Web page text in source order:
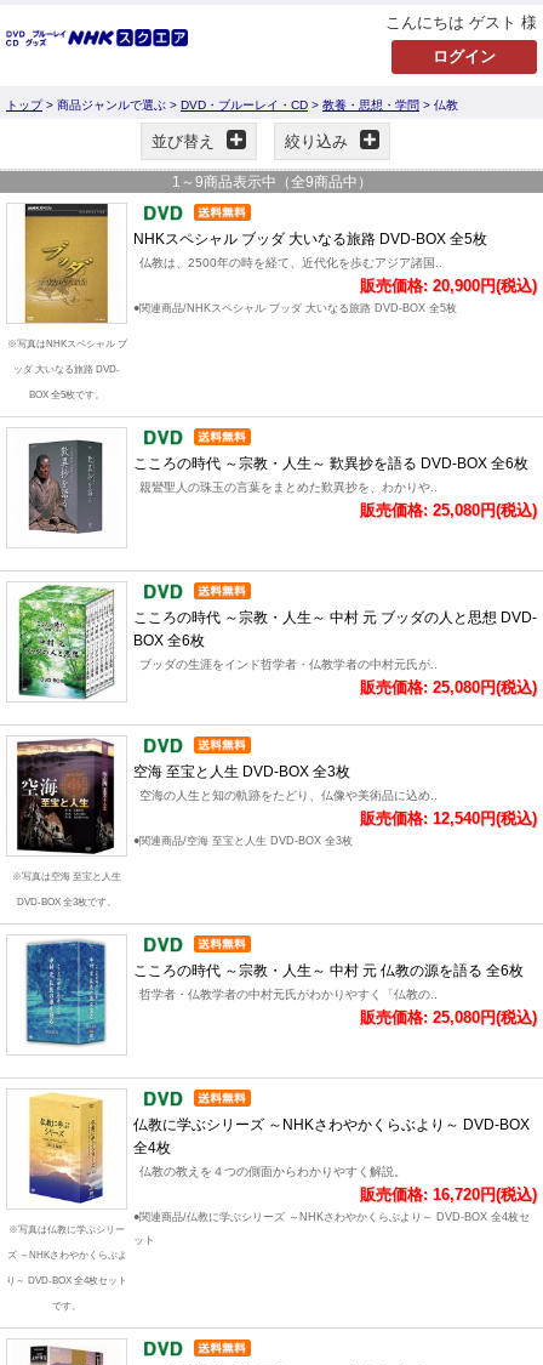
こんにちは ゲスト 様
トップ> 商品ジャンルで選ぶ > DVD・ブルーレイ・CD > 教養・思想・学問 > 仏教
並び替え 絞り込み
1 ～ 9商品表示中（全9商品中）
※写真はNHKスペシャル ブ
ッダ 大いなる旅路 DVD-
BOX 全5枚です。
NHKスペシャル ブッダ 大いなる旅路 DVD-BOX 全5枚
仏教は、2500年の時を経て、近代化を歩むアジア諸国..
販売価格: 20,900円(税込)
●関連商品/NHKスペシャル ブッダ 大いなる旅路 DVD-BOX 全5枚
こころの時代 ～宗教・人生～ 歎異抄を語る DVD-BOX 全6枚
親鸞聖人の珠玉の言葉をまとめた歎異抄を、わかりや..
販売価格: 25,080円(税込)
こころの時代 ～宗教・人生～ 中村 元 ブッダの人と思想 DVD-
BOX 全6枚
ブッダの生涯をインド哲学者・仏教学者の中村元氏が..
販売価格: 25,080円(税込)
※写真は空海 至宝と人生
DVD-BOX 全3枚です。
空海 至宝と人生 DVD-BOX 全3枚
空海の人生と知の軌跡をたどり、仏像や美術品に込め..
販売価格: 12,540円(税込)
●関連商品/空海 至宝と人生 DVD-BOX 全3枚
こころの時代 ～宗教・人生～ 中村 元 仏教の源を語る 全6枚
哲学者・仏教学者の中村元氏がわかりやすく「仏教の..
販売価格: 25,080円(税込)
※写真は仏教に学ぶシリー
ズ ～NHKさわやかくらぶよ
り～ DVD-BOX 全4枚セット
です。
仏教に学ぶシリーズ ～NHKさわやかくらぶより～ DVD-BOX
全4枚
仏教の教えを４つの側面からわかりやすく解説。
販売価格: 16,720円(税込)
●関連商品/仏教に学ぶシリーズ ～NHKさわやかくらぶより～ DVD-BOX 全4枚セ
ット